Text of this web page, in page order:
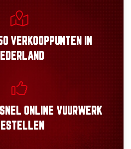
VERKOOPPUNTEN
IN
SNEL ONLINE VUURWERK